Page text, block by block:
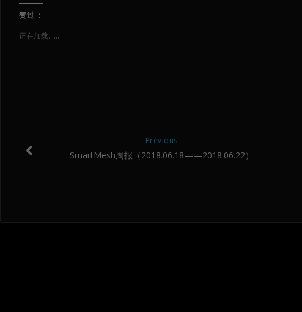
Twitter
上
共
（在 （在
赞过：
正在加载……
Previous
SmartMesh周报（2018.06.18——2018.06.22）